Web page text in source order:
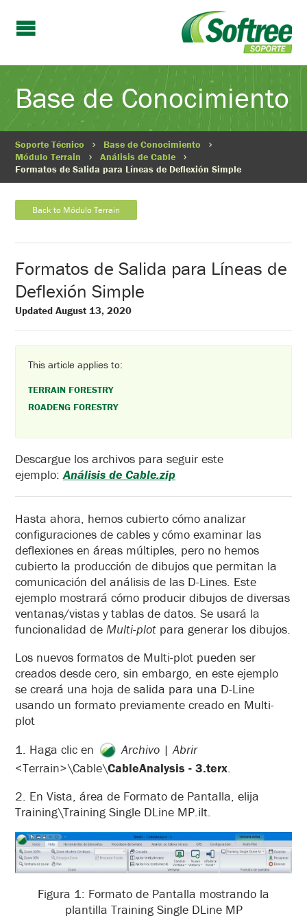
Base de Conocimiento
Soporte Técnico
Base de Conocimiento
Módulo Terrain
Análisis de Cable
Formatos de Salida para Líneas de Deflexión Simple
Back to Módulo Terrain
Formatos de Salida para Líneas de
Deflexión Simple
Updated August 13, 2020
This article applies to:
TERRAIN FORESTRY
ROADENG FORESTRY
Descargue los archivos para seguir este
ejemplo:Análisis de Cable.zip
Hasta ahora, hemos cubierto cómo analizar
configuraciones de cables y cómo examinar las
deflexiones en áreas múltiples, pero no hemos
cubierto la producción de dibujos que permitan la
comunicación del análisis de las D-Lines. Este
ejemplo mostrará cómo producir dibujos de diversas
ventanas/vistas y tablas de datos. Se usará la
funcionalidad de Multi-plot para generar los dibujos.
Los nuevos formatos de Multi-plot pueden ser
creados desde cero, sin embargo, en este ejemplo
se creará una hoja de salida para una D-Line
usando un formato previamente creado en Multi-
plot
1. Haga clic en
Archivo | Abrir
<Terrain>\Cable\CableAnalysis - 3.terx.
2. En Vista, área de Formato de Pantalla, elija
Training\Training Single DLine MP.ilt.
Figura 1: Formato de Pantalla mostrando la
plantilla Training Single DLine MP